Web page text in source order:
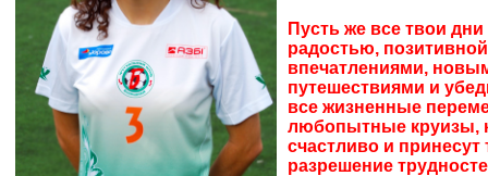
Пусть же все твои
радостью,
впечатлениями,
путешествиями и
все жизненные
любопытные круизы,
счастливо и принесут
разрешение